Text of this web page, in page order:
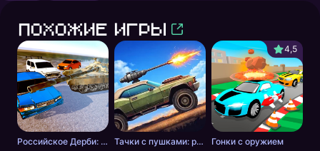
Похожие игры
Российское Дерби: Столкновение Тачки с пушками: разборки в пустошах
4,5
Гонки с оружием